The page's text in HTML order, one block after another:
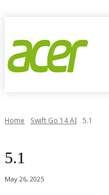
Home Swift Go 14 AI 5.1
5.1
May 26, 2025